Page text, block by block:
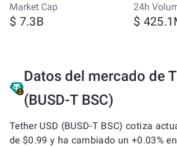
Market Cap
$ 7.3B
24h
$
Datos del mercado de
(BUSD-T BSC)
Tether USD (BUSD-T BSC) cotiza
de $0.99 y ha cambiado un +0.03%